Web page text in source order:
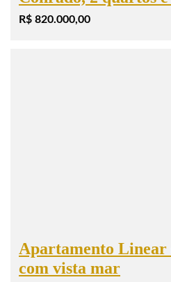
R$ 820.000,00
Apartamento Linear
com vista mar